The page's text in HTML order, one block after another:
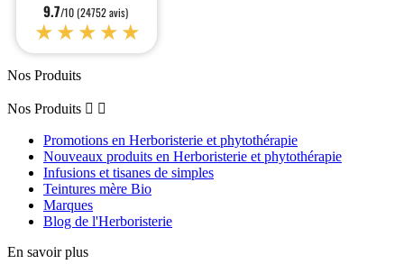
9.7/10 (24752 avis)
★★★★★
Nos Produits
Nos Produits  
Promotions en Herboristerie et phytothérapie
Nouveaux produits en Herboristerie et phytothérapie
Infusions et tisanes de simples
Teintures mère Bio
Marques
Blog de l'Herboristerie
En savoir plus